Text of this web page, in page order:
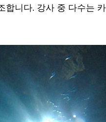
니다. 강사 중 다수는